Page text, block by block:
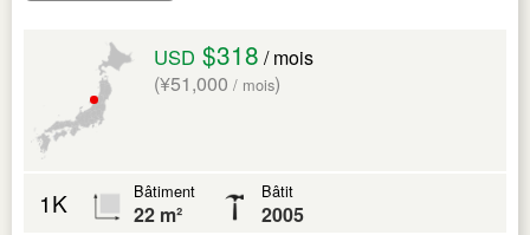
USD $318 / mois
(¥51,000 / mois)
1K Bâtiment
22 m²
Bâtit
2005